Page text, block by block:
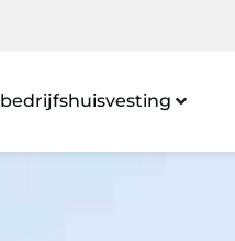
bedrijfshuisvesting